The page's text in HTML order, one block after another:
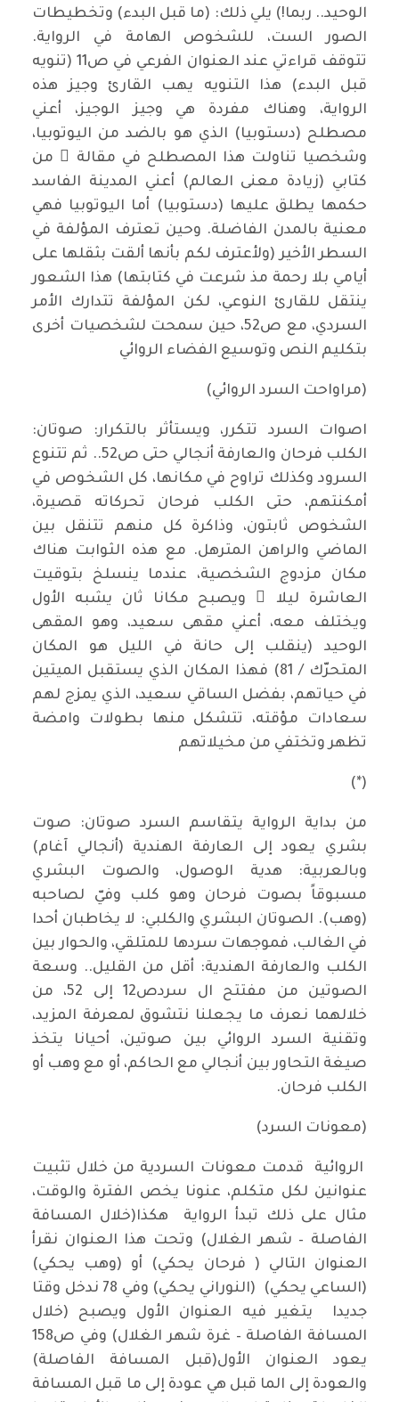
الوحيد.. ربما!) يلي ذلك: (ما قبل البدء) وتخطيطات
الصور الست، للشخوص الهامة في الرواية.
تتوقف قراءتي عند العنوان الفرعي في ص11 (تنويه
قبل البدء) هذا التنويه يهب القارئ وجيز هذه
الرواية، وهناك مفردة هي وجيز الوجيز، أعني
مصطلح (دستوبيا) الذي هو بالضد من اليوتوبيا،
وشخصيا تناولت هذا المصطلح في مقالة ٍ من
كتابي (زيادة معنى العالم) أعني المدينة الفاسد
حكمها يطلق عليها (دستوبيا) أما اليوتوبيا فهي
معنية بالمدن الفاضلة. وحين تعترف المؤلفة في
السطر الأخير (ولأعترف لكم بأنها ألقت بثقلها على
أيامي بلا رحمة مذ شرعت في كتابتها) هذا الشعور
ينتقل للقارئ النوعي، لكن المؤلفة تتدارك الأمر
السردي، مع ص52، حين سمحت لشخصيات أخرى
بتكليم النص وتوسيع الفضاء الروائي
(مراواحت السرد الروائي)
اصوات السرد تتكرر، ويستأثر بالتكرار: صوتان:
الكلب فرحان والعارفة أنجالي حتى ص52.. ثم تتنوع
السرود وكذلك تراوح في مكانها، كل الشخوص في
أمكنتهم، حتى الكلب فرحان تحركاته قصيرة،
الشخوص ثابتون، وذاكرة كل منهم تتنقل بين
الماضي والراهن المترهل. مع هذه الثوابت هناك
مكان مزدوج الشخصية، عندما ينسلخ بتوقيت
العاشرة ليلا ً ويصبح مكانا ثان يشبه الأول
ويختلف معه، أعني مقهى سعيد، وهو المقهى
الوحيد (ينقلب إلى حانة في الليل هو المكان
المتحرّك / 81) فهذا المكان الذي يستقبل الميتين
في حياتهم، بفضل الساقي سعيد، الذي يمزج لهم
سعادات مؤقته، تتشكل منها بطولات وامضة
تظهر وتختفي من مخيلاتهم
(*)
من بداية الرواية يتقاسم السرد صوتان: صوت
بشري يعود إلى العارفة الهندية (أنجالي آغام)
وبالعربية: هدية الوصول، والصوت البشري
مسبوقاً بصوت فرحان وهو كلب وفيّ لصاحبه
(وهب). الصوتان البشري والكلبي: لا يخاطبان أحدا
في الغالب، فموجهات سردها للمتلقي، والحوار بين
الكلب والعارفة الهندية: أقل من القليل.. وسعة
الصوتين من مفتتح ال سردص12 إلى 52، من
خلالهما نعرف ما يجعلنا نتشوق لمعرفة المزيد،
وتقنية السرد الروائي بين صوتين، أحيانا يتخذ
صيغة التحاور بين أنجالي مع الحاكم، أو مع وهب أو
الكلب فرحان.
(معونات السرد)
الروائية قدمت معونات السردية من خلال تثبيت
عنوانين لكل متكلم، عنونا يخص الفترة والوقت،
مثال على ذلك تبدأ الرواية هكذا(خلال المسافة
الفاصلة – شهر الغلال) وتحت هذا العنوان نقرأ
العنوان التالي ( فرحان يحكي) أو (وهب يحكي)
(الساعي يحكي) (النوراني يحكي) وفي 78 ندخل وقتا
جديدا يتغير فيه العنوان الأول ويصبح (خلال
المسافة الفاصلة – غرة شهر الغلال) وفي ص158
يعود العنوان الأول(قبل المسافة الفاصلة)
والعودة إلى الما قبل هي عودة إلى ما قبل المسافة